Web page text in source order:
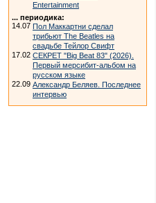
Entertainment
... периодика:
14.07 Пол Маккартни сделал
трибьют The Beatles на
свадьбе Тейлор Свифт
17.02 СЕКРЕТ "Big Beat 83" (2026).
Первый мерсибит-альбом на
русском языке
22.09 Александр Беляев. Последнее
интервью